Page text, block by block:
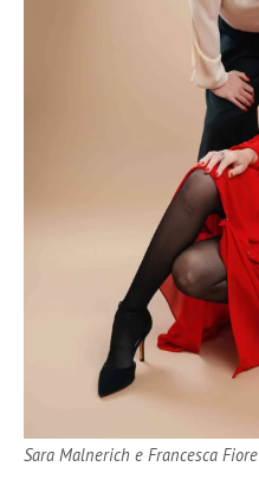
Sara Malnerich e Francesca Fiore